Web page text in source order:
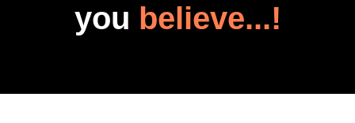
you believe...!